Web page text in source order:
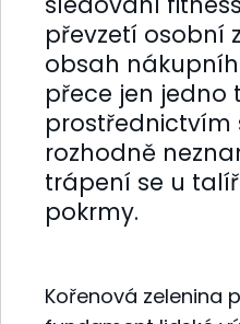
převzetí osobní
obsah
přece jen jedno
prostřednictvím
rozhodně
trápení se u
pokrmy.
Kořenová zelenina